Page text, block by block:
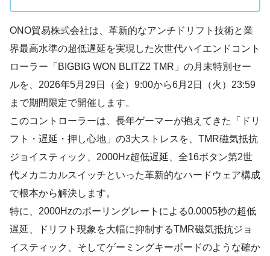
ONO貿易株式会社は、革新的なアンチドリフト技術と業
界最高水準の超低遅延を実現した次世代ハイエンドコント
ローラー「BIGBIG WON BLITZ2 TMR」の月末特別セー
ルを、2026年5月29日（金）9:00から6月2日（火）23:59
まで期間限定で開催します。
このコントローラーは、長年ゲーマーが抱えてきた「ドリ
フト・遅延・押し心地」の3大ストレスを、TMR磁気抵抗
ジョイスティック、2000Hz超低遅延、全16ボタン第2世
代メカニカルスイッチといった革新的なハードウェア構成
で根本から解決します。
特に、2000Hzのポーリングレートによる0.0005秒の超低
遅延、ドリフト現象を大幅に抑制するTMR磁気抵抗ジョ
イスティック、そしてゲーミングキーボードのような確か